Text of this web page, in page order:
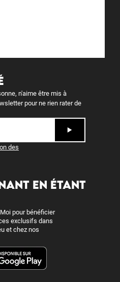
n'aime être mis à
pour ne rien rater de
des
EN ÉTANT
pour bénéficier
exclusifs dans
et chez nos